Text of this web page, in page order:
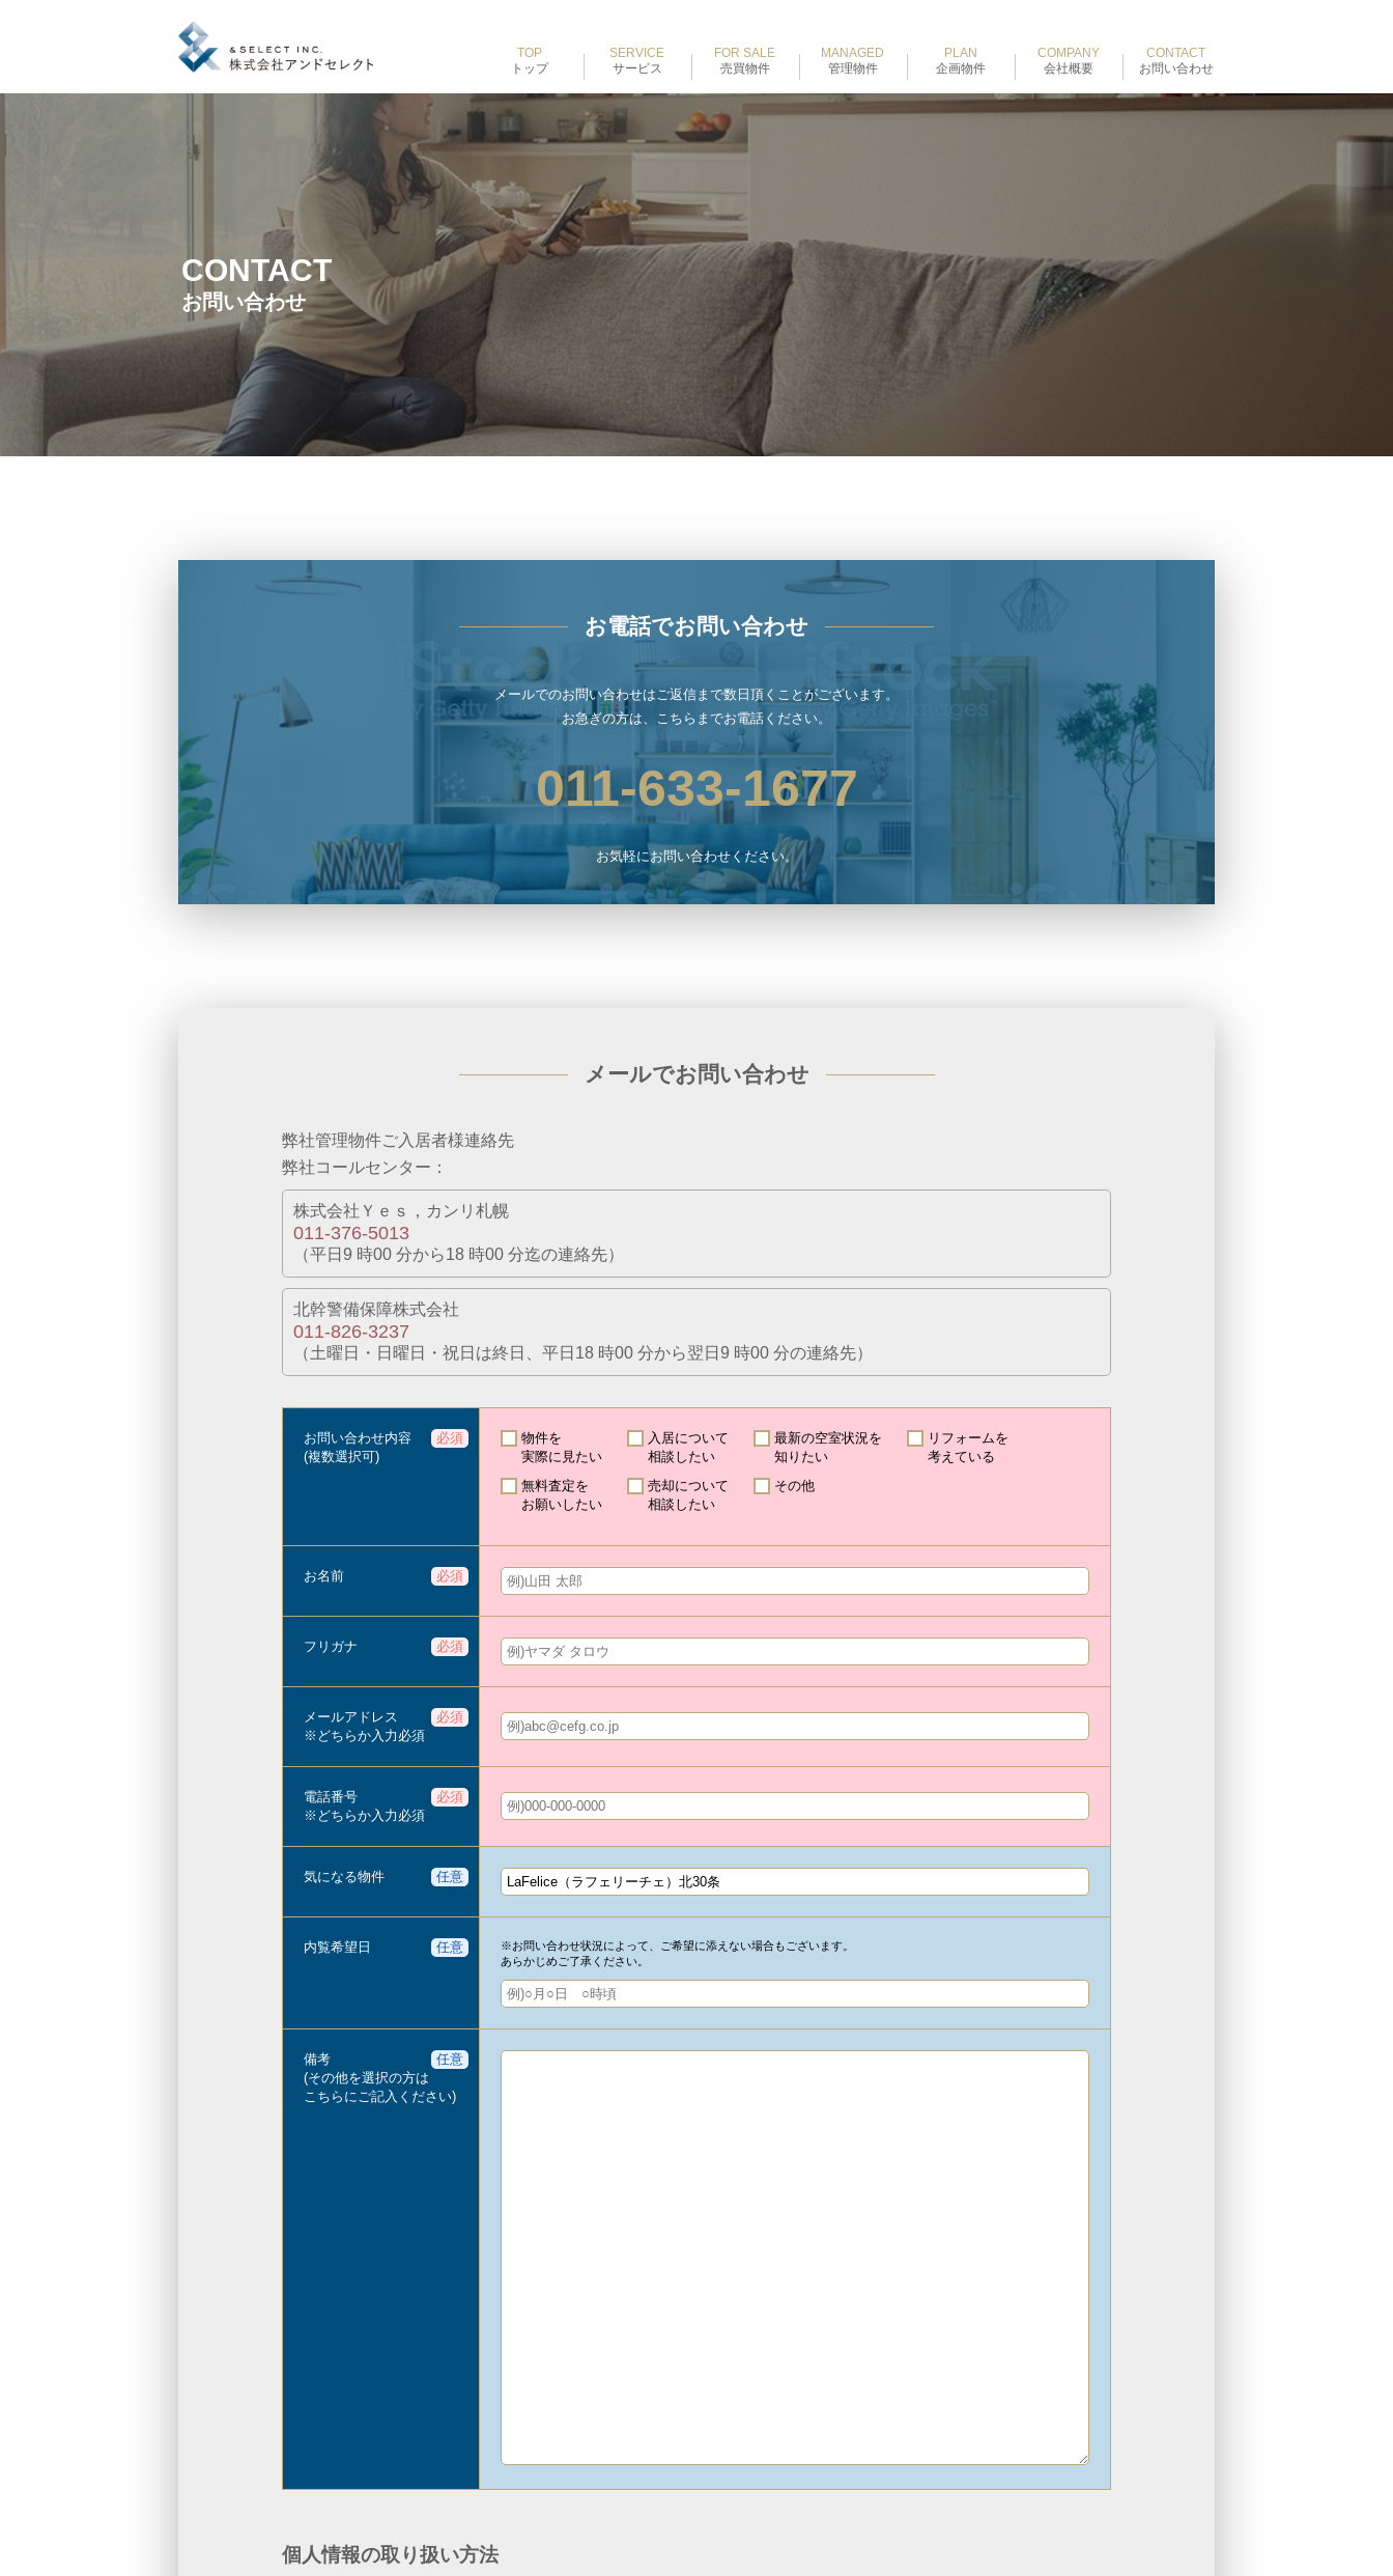
TOP
トップ
SERVICE
サービス
FOR SALE
売買物件
MANAGED
管理物件
PLAN
企画物件
COMPANY
会社概要
CONTACT
お問い合わせ
CONTACT
お問い合わせ
お電話でお問い合わせ
メールでのお問い合わせはご返信まで数日頂くことがございます。
お急ぎの方は、こちらまでお電話ください。
011-633-1677
お気軽にお問い合わせください。
メールでお問い合わせ
弊社管理物件ご入居者様連絡先
弊社コールセンター：
株式会社Ｙｅｓ，カンリ札幌
011-376-5013
（平⽇9 時00 分から18 時00 分迄の連絡先）
北幹警備保障株式会社
011-826-3237
（⼟曜⽇・⽇曜⽇・祝⽇は終日、平日18 時00 分から翌⽇9 時00 分の連絡先）
お問い合わせ内容
(複数選択可)
必須
物件を
実際に見たい
入居について
相談したい
最新の空室状況を
知りたい
リフォームを
考えている
無料査定を
お願いしたい
売却について
相談したい
その他
お名前 必須
フリガナ 必須
メールアドレス
※どちらか入力必須
必須
電話番号
※どちらか入力必須
必須
気になる物件 任意
内覧希望日 任意
※お問い合わせ状況によって、ご希望に添えない場合もございます。
あらかじめご了承ください。
備考
(その他を選択の方は
こちらにご記入ください)
任意
個人情報の取り扱い方法